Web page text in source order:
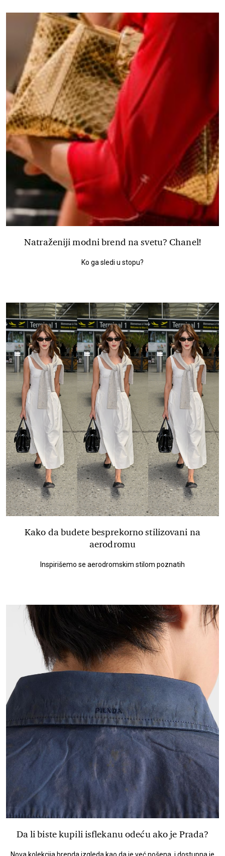
Natraženiji modni brend na svetu? Chanel!
Ko ga sledi u stopu?
Kako da budete besprekorno stilizovani na
aerodromu
Inspirišemo se aerodromskim stilom poznatih
Da li biste kupili isflekanu odeću ako je Prada?